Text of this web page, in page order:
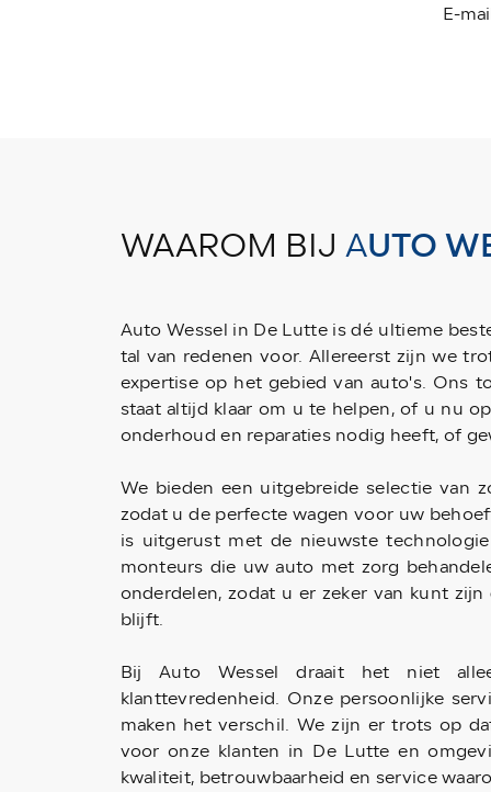
E-
WAAROM BIJ AUTO
Auto Wessel in De Lutte is dé ultieme
tal van redenen voor. Allereerst zijn we
expertise op het gebied van auto's. Ons
staat altijd klaar om u te helpen, of u nu
onderhoud en reparaties nodig heeft, of
We bieden een uitgebreide selectie van
zodat u de perfecte wagen voor uw
is uitgerust met de nieuwste
monteurs die uw auto met zorg
onderdelen, zodat u er zeker van kunt
blijft.
Bij Auto Wessel draait het niet
klanttevredenheid. Onze persoonlijke
maken het verschil. We zijn er trots op
voor onze klanten in De Lutte en
kwaliteit, betrouwbaarheid en service